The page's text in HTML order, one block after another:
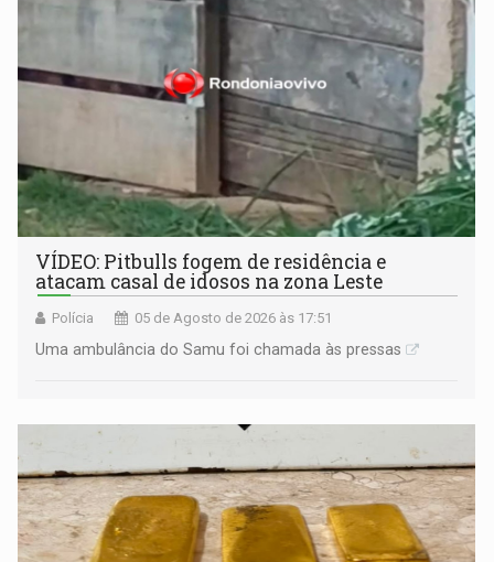
VÍDEO: Pitbulls fogem de residência e
atacam casal de idosos na zona Leste
Polícia 05 de Agosto de 2026 às 17:51
Uma ambulância do Samu foi chamada às pressas